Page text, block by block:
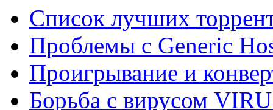
Список лучших
Проблемы с Generic
Проигрывание и
Борьба с вирусом